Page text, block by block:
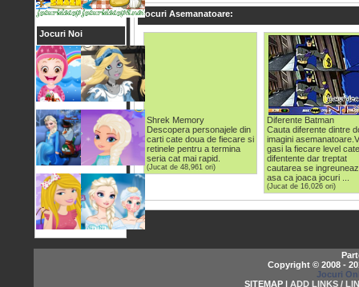
Jocuri Noi
Jocuri Asemanatoare:
Shrek Memory
Descopera personajele din
carti cate doua de fiecare si
retinele pentru a termina
seria cat mai rapid.
(Jucat de 48,961 ori)
Diferente Batman
Cauta diferente dintre
imagini
gasi la fiecare level
difentente dar treptat
cautarea se
asa ca joaca jocuri ...
(Jucat de 16,026 ori)
Copyright © 2008 -
Jocuri
SITEMAP | ADD LINKS /